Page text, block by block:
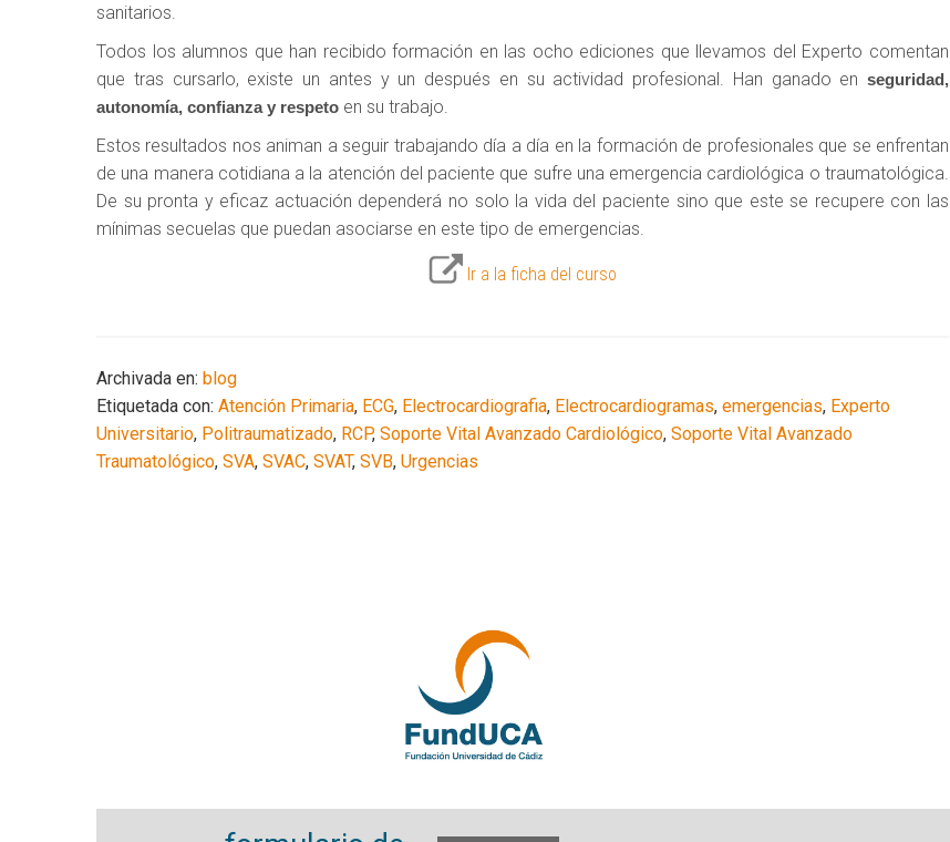
sanitarios.
Todos los alumnos que han recibido formación en las ocho ediciones que llevamos del Experto comentan
que tras cursarlo, existe un antes y un después en su actividad profesional. Han ganado en seguridad,
autonomía, confianza y respeto en su trabajo.
Estos resultados nos animan a seguir trabajando día a día en la formación de profesionales que se enfrentan
de una manera cotidiana a la atención del paciente que sufre una emergencia cardiológica o traumatológica.
De su pronta y eficaz actuación dependerá no solo la vida del paciente sino que este se recupere con las
mínimas secuelas que puedan asociarse en este tipo de emergencias.
Ir a la ficha del curso
Archivada en: blog
Etiquetada con: Atención Primaria, ECG, Electrocardiografia, Electrocardiogramas, emergencias, Experto
Universitario, Politraumatizado, RCP, Soporte Vital Avanzado Cardiológico, Soporte Vital Avanzado
Traumatológico, SVA, SVAC, SVAT, SVB, Urgencias